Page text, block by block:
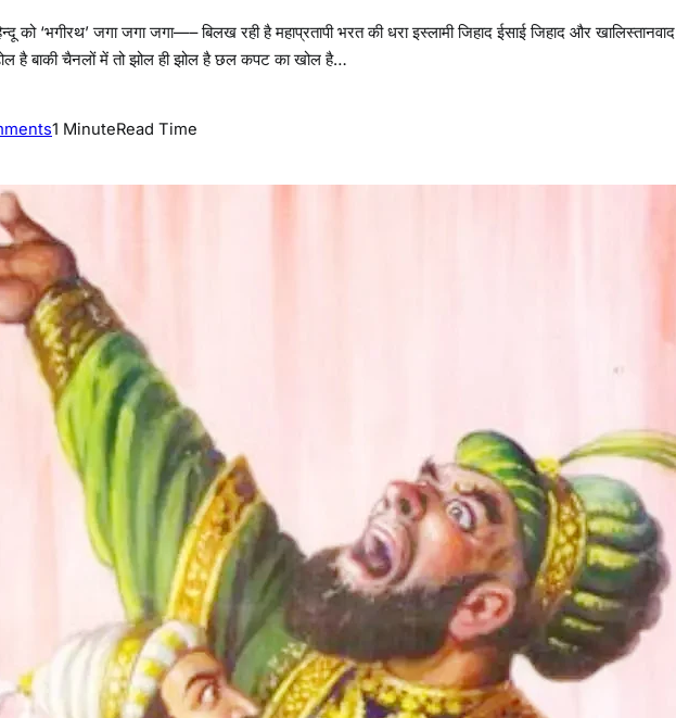
जगा जगा जगा—– बिलख रही है महाप्रतापी भरत की धरा इस्लामी जिहाद ईसाई जिहाद और खालिस्तानवाद
है बाकी चैनलों में तो झोल ही झोल है छल कपट का खोल है…
o
श्री
द
न
का
बिं
दा
स
बो
ल
1 MinuteRead Time